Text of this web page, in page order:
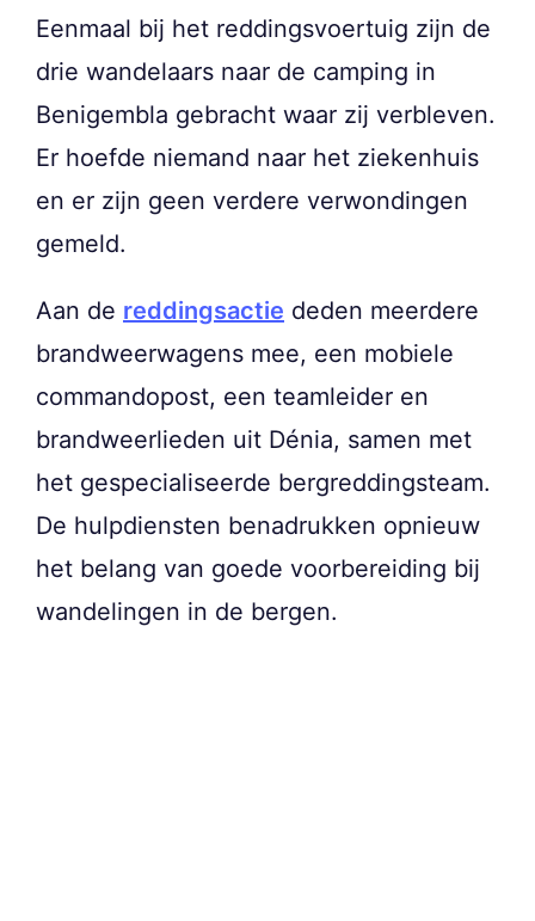
Eenmaal bij het reddingsvoertuig zijn de
drie wandelaars naar de camping in
Benigembla gebracht waar zij verbleven.
Er hoefde niemand naar het ziekenhuis
en er zijn geen verdere verwondingen
gemeld.
Aan de reddingsactie deden meerdere
brandweerwagens mee, een mobiele
commandopost, een teamleider en
brandweerlieden uit Dénia, samen met
het gespecialiseerde bergreddingsteam.
De hulpdiensten benadrukken opnieuw
het belang van goede voorbereiding bij
wandelingen in de bergen.